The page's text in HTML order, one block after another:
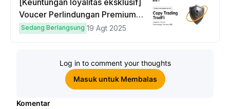
[Keuntungan loyalitas eksklusif]
Voucer Perlindungan Premium
hingga $50
Sedang Berlangsung 19 Agt 2025
Log in to comment your thoughts
Masuk untuk Membalas
Komentar